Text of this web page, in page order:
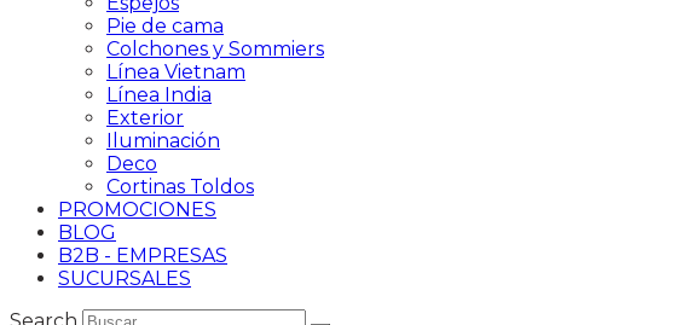
Pie de cama
Colchones y Sommiers
Línea Vietnam
Línea India
Exterior
Iluminación
Deco
Cortinas Toldos
PROMOCIONES
BLOG
B2B - EMPRESAS
SUCURSALES